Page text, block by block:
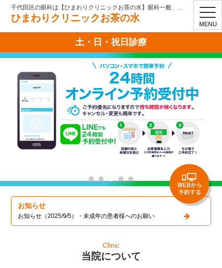
MENU
千代田区の眼科は【ひまわりクリニックお茶の水】眼科一般、コンタクト処方
ひまわりクリニックお茶の水
土・日・祝日診療
お知らせ
お知らせ（2025/9/5）・未成年の患者様へのお願い
当院について
Clinic